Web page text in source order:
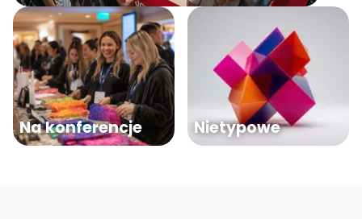
Na konferencje Nietypowe